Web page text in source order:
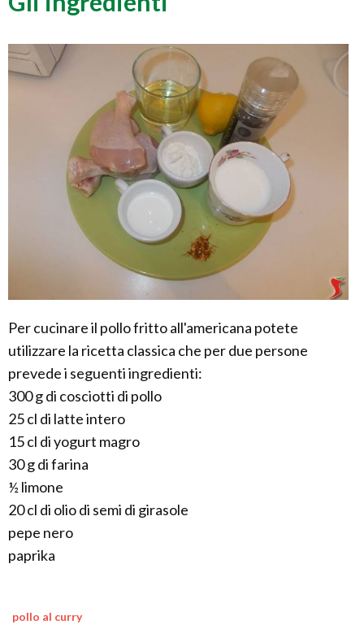
Per cucinare il pollo fritto all'americana potete
utilizzare la ricetta classica che per due persone
prevede i seguenti ingredienti:
300 g di cosciotti di pollo
25 cl di latte intero
15 cl di yogurt magro
30 g di farina
½ limone
20 cl di olio di semi di girasole
pepe nero
paprika
pollo al curry